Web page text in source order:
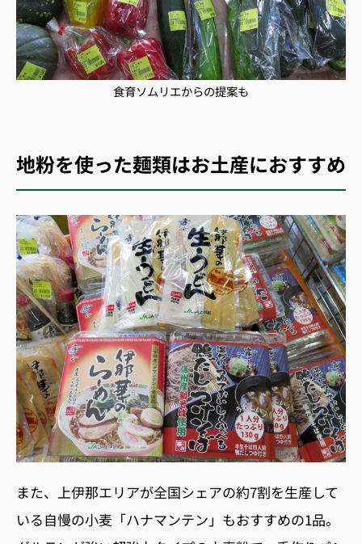
食育ソムリエからの提案も
地粉を使った麺類はお土産におすすめ
また、上伊那エリアが全国シェアの約7割を生産して
いる自慢の小麦「ハナマンテン」もおすすめの1品。